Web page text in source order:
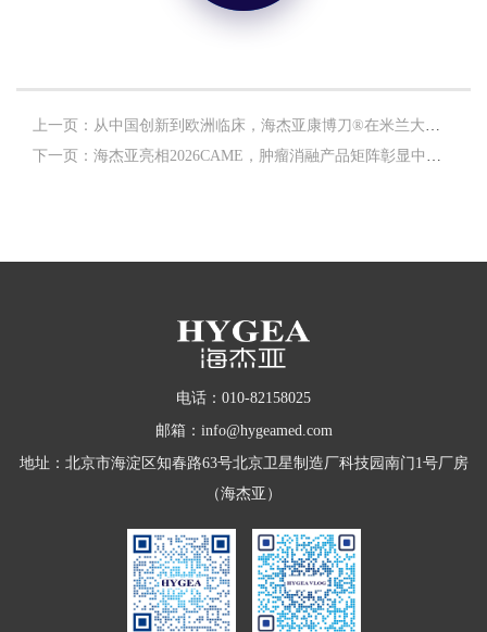
上一页：从中国创新到欧洲临床，海杰亚康博刀®在米兰大学医院顺利完成临床应用
下一页：海杰亚亮相2026CAME，肿瘤消融产品矩阵彰显中国原创力量
电话：010-82158025
邮箱：info@hygeamed.com
地址：北京市海淀区知春路63号北京卫星制造厂科技园南门1号厂房
（海杰亚）